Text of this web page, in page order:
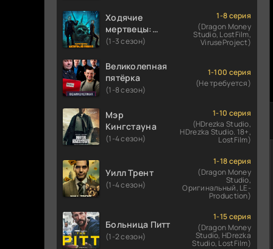
Ходячие
мертвецы:
Мертвый
(1-3 сезон)
1-8 серия
(Dragon Money
Studio, LostFilm,
ViruseProject)
Великолепная
пятёрка
(1-8 сезон)
1-100 серия
(Не требуется)
Мэр
Кингстауна
(1-4 сезон)
1-10 серия
(HDrezka Studio,
HDrezka Studio. 18+,
LostFilm)
Уилл Трент
(1-4 сезон)
1-18 серия
(Dragon Money
Studio,
Оригинальный, LE-
Production)
Больница Питт
(1-2 сезон)
1-15 серия
(Dragon Money
Studio, HDrezka
Studio, LostFilm)